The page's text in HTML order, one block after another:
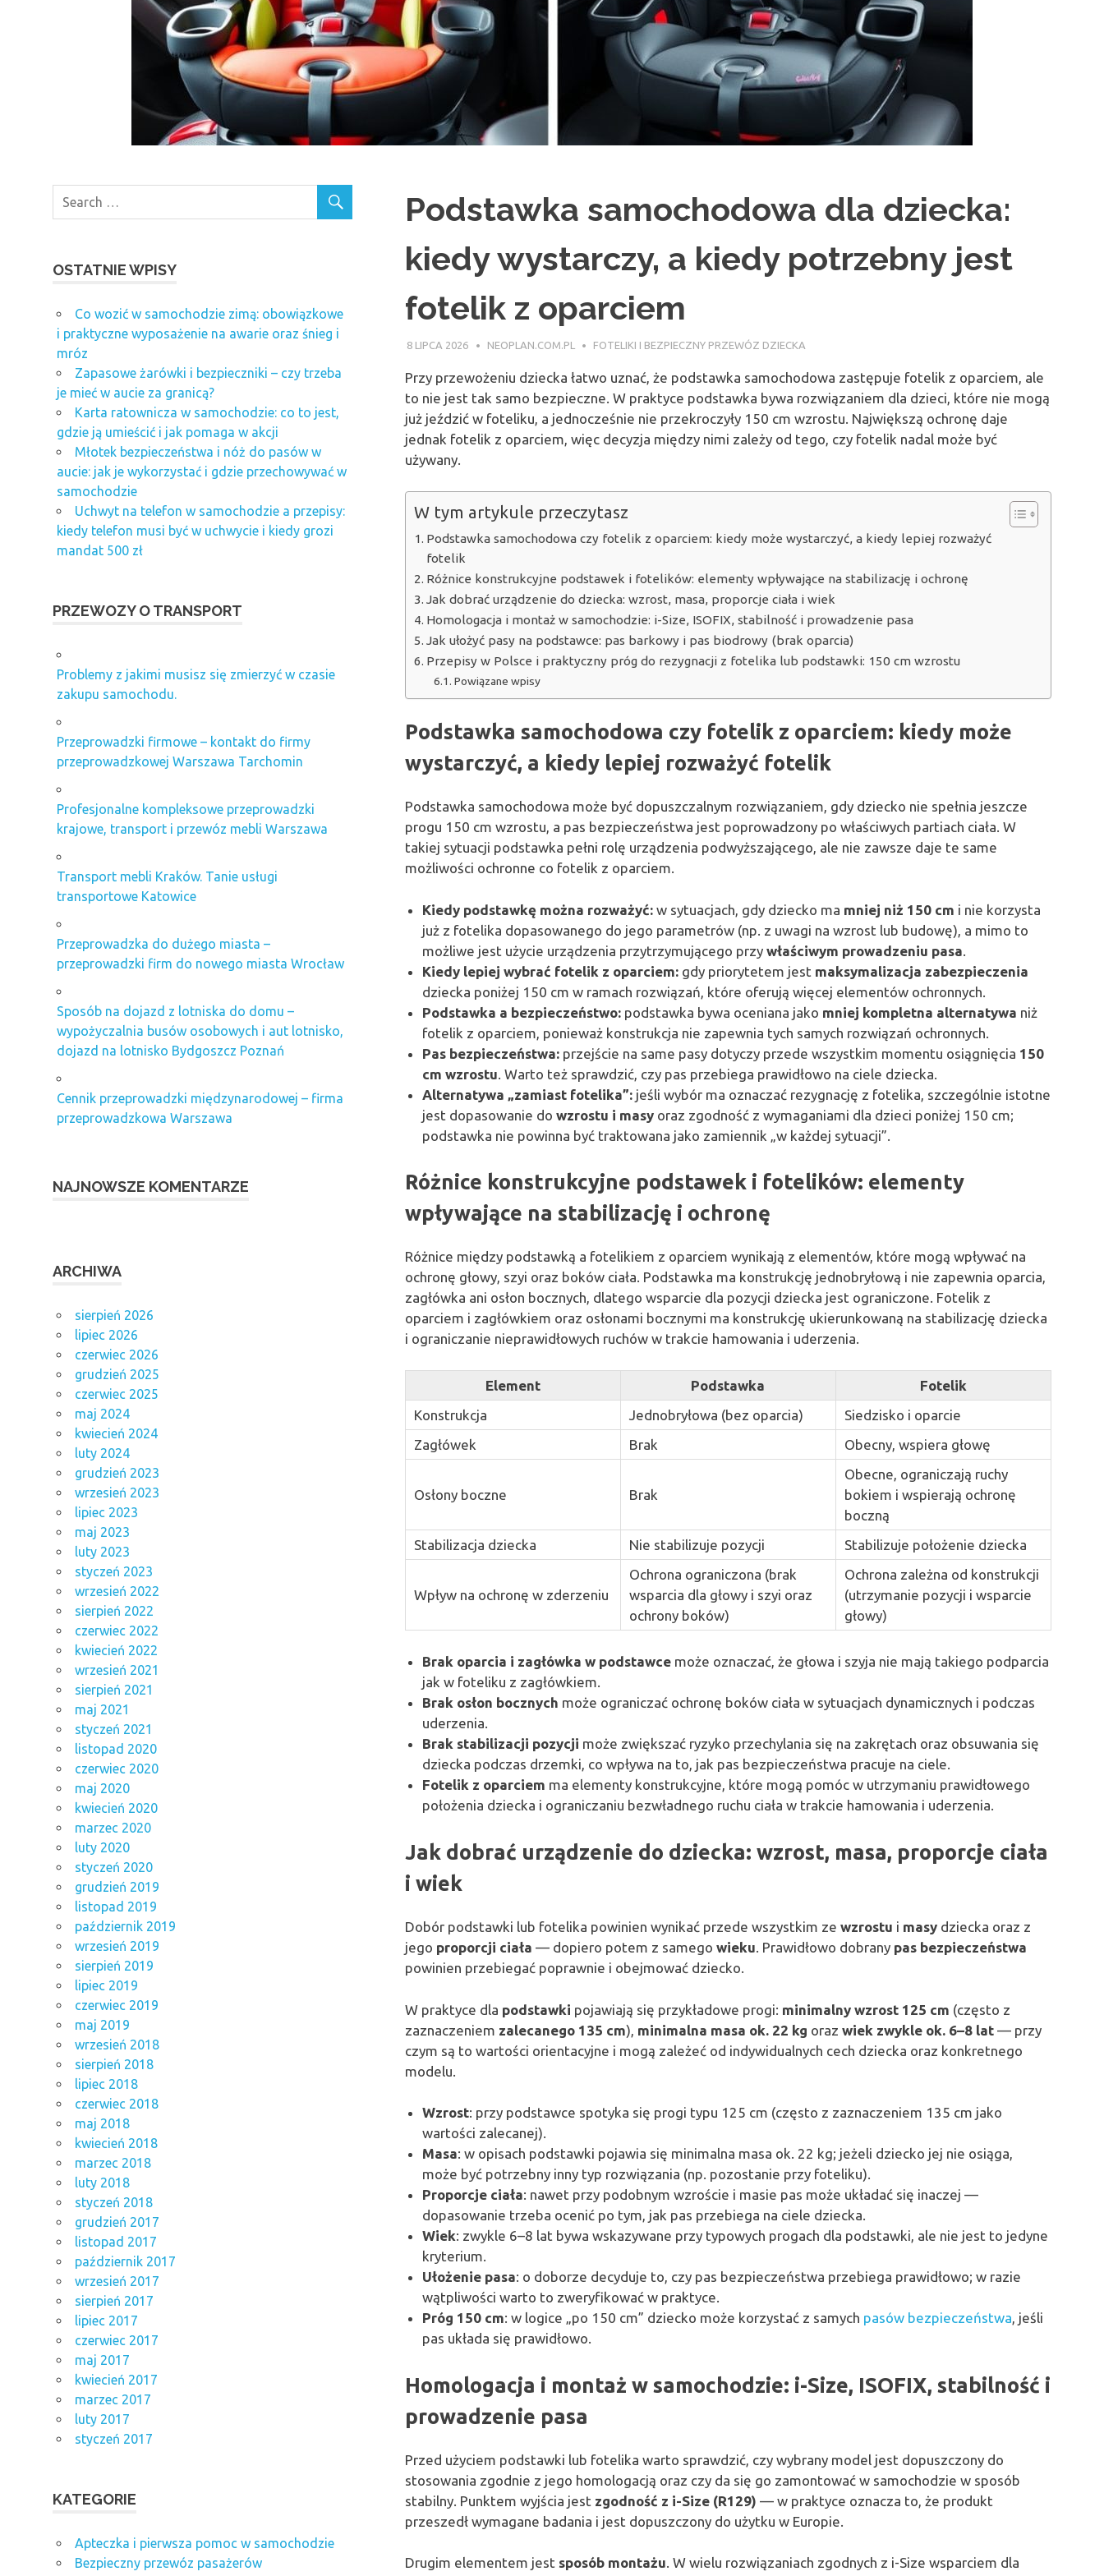
Podstawka samochodowa dla dziecka:
kiedy wystarczy, a kiedy potrzebny jest
fotelik z oparciem
8 LIPCA 2026 NEOPLAN.COM.PL FOTELIKI I BEZPIECZNY PRZEWÓZ DZIECKA
Przy przewożeniu dziecka łatwo uznać, że podstawka samochodowa zastępuje fotelik z oparciem, ale
to nie jest tak samo bezpieczne. W praktyce podstawka bywa rozwiązaniem dla dzieci, które nie mogą
już jeździć w foteliku, a jednocześnie nie przekroczyły 150 cm wzrostu. Największą ochronę daje
jednak fotelik z oparciem, więc decyzja między nimi zależy od tego, czy fotelik nadal może być
używany.
W tym artykule przeczytasz
Podstawka samochodowa czy fotelik z oparciem: kiedy może wystarczyć, a kiedy lepiej rozważyć
fotelik
Różnice konstrukcyjne podstawek i fotelików: elementy wpływające na stabilizację i ochronę
Jak dobrać urządzenie do dziecka: wzrost, masa, proporcje ciała i wiek
Homologacja i montaż w samochodzie: i-Size, ISOFIX, stabilność i prowadzenie pasa
Jak ułożyć pasy na podstawce: pas barkowy i pas biodrowy (brak oparcia)
Przepisy w Polsce i praktyczny próg do rezygnacji z fotelika lub podstawki: 150 cm wzrostu
Powiązane wpisy
Podstawka samochodowa czy fotelik z oparciem: kiedy może
wystarczyć, a kiedy lepiej rozważyć fotelik
Podstawka samochodowa może być dopuszczalnym rozwiązaniem, gdy dziecko nie spełnia jeszcze
progu 150 cm wzrostu, a pas bezpieczeństwa jest poprowadzony po właściwych partiach ciała. W
takiej sytuacji podstawka pełni rolę urządzenia podwyższającego, ale nie zawsze daje te same
możliwości ochronne co fotelik z oparciem.
Kiedy podstawkę można rozważyć: w sytuacjach, gdy dziecko ma mniej niż 150 cm i nie korzysta
już z fotelika dopasowanego do jego parametrów (np. z uwagi na wzrost lub budowę), a mimo to
możliwe jest użycie urządzenia przytrzymującego przywłaściwym prowadzeniu pasa
Kiedy lepiej wybrać fotelik z oparciem: gdy priorytetem jest maksymalizacja zabezpieczenia
dziecka poniżej 150 cm w ramach rozwiązań, które oferują więcej elementów ochronnych.
Podstawka a bezpieczeństwo: podstawka bywa oceniana jako mniej kompletna alternatywa niż
fotelik z oparciem, ponieważ konstrukcja nie zapewnia tych samych rozwiązań ochronnych.
Pas bezpieczeństwa: przejście na same pasy dotyczy przede wszystkim momentu osiągnięcia 150
cm wzrostu . Warto też sprawdzić, czy pas przebiega prawidłowo na ciele dziecka.
Alternatywa „zamiast fotelika”: jeśli wybór ma oznaczać rezygnację z fotelika, szczególnie istotne
jest dopasowanie dowzrostu i masy oraz zgodność z wymaganiami dla dzieci poniżej 150 cm;
podstawka nie powinna być traktowana jako zamiennik „w każdej sytuacji”.
Różnice konstrukcyjne podstawek i fotelików: elementy
wpływające na stabilizację i ochronę
Różnice między podstawką a fotelikiem z oparciem wynikają z elementów, które mogą wpływać na
ochronę głowy, szyi oraz boków ciała. Podstawka ma konstrukcję jednobryłową i nie zapewnia oparcia,
zagłówka ani osłon bocznych, dlatego wsparcie dla pozycji dziecka jest ograniczone. Fotelik z
oparciem i zagłówkiem oraz osłonami bocznymi ma konstrukcję ukierunkowaną na stabilizację dziecka
i ograniczanie nieprawidłowych ruchów w trakcie hamowania i uderzenia.
Element Podstawka
Fotelik
Konstrukcja
Jednobryłowa (bez oparcia)
Siedzisko i oparcie
Zagłówek
Brak Obecny, wspiera głowę
Osłony boczne Brak
Obecne, ograniczają ruchy
bokiem i wspierają ochronę
boczną
Stabilizacja dziecka
Nie stabilizuje pozycji Stabilizuje położenie dziecka
Wpływ na ochronę w zderzeniu
Ochrona ograniczona (brak
wsparcia dla głowy i szyi oraz
ochrony boków)
Ochrona zależna od konstrukcji
(utrzymanie pozycji i wsparcie
głowy)
Brak oparcia i zagłówka w podstawce może oznaczać, że głowa i szyja nie mają takiego podparcia
jak w foteliku z zagłówkiem.
Brak osłon bocznych może ograniczać ochronę boków ciała w sytuacjach dynamicznych i podczas
uderzenia.
Brak stabilizacji pozycji może zwiększać ryzyko przechylania się na zakrętach oraz obsuwa­nia się
dziecka podczas drzemki, co wpływa na to, jak pas bezpieczeństwa pracuje na ciele.
Fotelik z oparciem ma elementy konstrukcyjne, które mogą pomóc w utrzymaniu prawidłowego
położenia dziecka i ograniczaniu bezwładnego ruchu ciała w trakcie hamowania i uderzenia.
Jak dobrać urządzenie do dziecka: wzrost, masa, proporcje ciała
i wiek
Dobór podstawki lub fotelika powinien wynikać przede wszystkim ze wzrostu i masydziecka oraz z
jego proporcji ciała — dopiero potem z samego wieku. Prawidłowo dobrany pas bezpieczeństwa
powinien przebiegać poprawnie i obejmować dziecko.
W praktyce dla podstawki pojawiają się przykładowe progi: minimalny wzrost 125 cm (często z
zaznaczeniem zalecanego 135 cm), minimalna masa ok. 22 kg oraz wiek zwykle ok. 6–8 lat— przy
czym są to wartości orientacyjne i mogą zależeć od indywidualnych cech dziecka oraz konkretnego
modelu.
Wzrost: przy podstawce spotyka się progi typu 125 cm (często z zaznaczeniem 135 cm jako
wartości zalecanej).
Masa: w opisach podstawki pojawia się minimalna masa ok. 22 kg; jeżeli dziecko jej nie osiąga,
może być potrzebny inny typ rozwiązania (np. pozostanie przy foteliku).
Proporcje ciała: nawet przy podobnym wzroście i masie pas może układać się inaczej —
dopasowanie trzeba ocenić po tym, jak pas przebiega na ciele dziecka.
Wiek: zwykle 6–8 lat bywa wskazywane przy typowych progach dla podstawki, ale nie jest to jedyne
kryterium.
Ułożenie pasa: o doborze decyduje to, czy pas bezpieczeństwa przebiega prawidłowo; w razie
wątpliwości warto to zweryfikować w praktyce.
Próg 150 cm: w logice „po 150 cm” dziecko może korzystać z samych pasów bezpieczeństwa, jeśli
pas układa się prawidłowo.
Homologacja i montaż w samochodzie: i-Size, ISOFIX, stabilność i
prowadzenie pasa
Przed użyciem podstawki lub fotelika warto sprawdzić, czy wybrany model jest dopuszczony do
stosowania zgodnie z jego homologacją oraz czy da się go zamontować w samochodzie w sposób
stabilny. Punktem wyjścia jest zgodność z i-Size (R129) — w praktyce oznacza to, że produkt
przeszedł wymagane badania i jest dopuszczony do użytku w Europie.
Drugim elementem jest sposób montażu. W wielu rozwiązaniach zgodnych z i-Size wsparciem dla
OSTATNIE WPISY
Co wozić w samochodzie zimą: obowiązkowe
i praktyczne wyposażenie na awarie oraz śnieg i
mróz
Zapasowe żarówki i bezpieczniki – czy trzeba
je mieć w aucie za granicą?
Karta ratownicza w samochodzie: co to jest,
gdzie ją umieścić i jak pomaga w akcji
Młotek bezpieczeństwa i nóż do pasów w
aucie: jak je wykorzystać i gdzie przechowywać w
samochodzie
Uchwyt na telefon w samochodzie a przepisy:
kiedy telefon musi być w uchwycie i kiedy grozi
mandat 500 zł
PRZEWOZY O TRANSPORT
Problemy z jakimi musisz się zmierzyć w czasie
zakupu samochodu.
Przeprowadzki firmowe – kontakt do firmy
przeprowadzkowej Warszawa Tarchomin
Profesjonalne kompleksowe przeprowadzki
krajowe, transport i przewóz mebli Warszawa
Transport mebli Kraków. Tanie usługi
transportowe Katowice
Przeprowadzka do dużego miasta –
przeprowadzki firm do nowego miasta Wrocław
Sposób na dojazd z lotniska do domu –
wypożyczalnia busów osobowych i aut lotnisko,
dojazd na lotnisko Bydgoszcz Poznań
Cennik przeprowadzki międzynarodowej – firma
przeprowadzkowa Warszawa
NAJNOWSZE KOMENTARZE
ARCHIWA
sierpień 2026
lipiec 2026
czerwiec 2026
grudzień 2025
czerwiec 2025
maj 2024
kwiecień 2024
luty 2024
grudzień 2023
wrzesień 2023
lipiec 2023
maj 2023
luty 2023
styczeń 2023
wrzesień 2022
sierpień 2022
czerwiec 2022
kwiecień 2022
wrzesień 2021
sierpień 2021
maj 2021
styczeń 2021
listopad 2020
czerwiec 2020
maj 2020
kwiecień 2020
marzec 2020
luty 2020
styczeń 2020
grudzień 2019
listopad 2019
październik 2019
wrzesień 2019
sierpień 2019
lipiec 2019
czerwiec 2019
maj 2019
wrzesień 2018
sierpień 2018
lipiec 2018
czerwiec 2018
maj 2018
kwiecień 2018
marzec 2018
luty 2018
styczeń 2018
grudzień 2017
listopad 2017
październik 2017
wrzesień 2017
sierpień 2017
lipiec 2017
czerwiec 2017
maj 2017
kwiecień 2017
marzec 2017
luty 2017
styczeń 2017
KATEGORIE
Apteczka i pierwsza pomoc w samochodzie
Bezpieczny przewóz pasażerów